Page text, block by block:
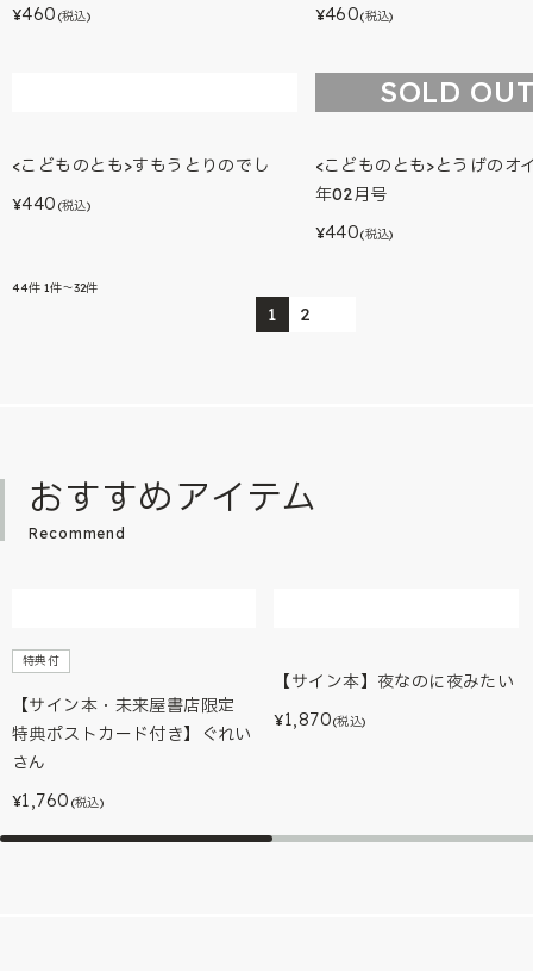
¥460 (税込) ¥460(税込)
<こどものとも>すもうとりのでし
¥440 (税込)
SOLD
<こどものとも>とうげのオ
年02月号
¥440(税込)
44件 1件～32件
1 2
おすすめアイテム
Recommend
特典付
【サイン本・未来屋書店限定
特典ポストカード付き】ぐれい
さん
¥1,760 (税込)
【サイン本】夜なのに夜みたい
¥1,870(税込)